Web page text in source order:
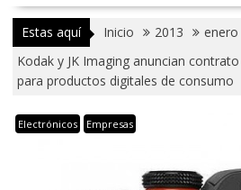
Estas aquí Inicio 2013 enero
Kodak y JK Imaging anuncian
para productos digitales de consumo
Electrónicos Empresas